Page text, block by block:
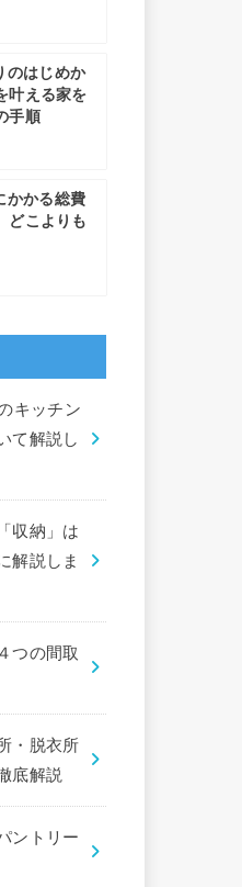
のはじめか
叶える家を
手順
かかる総費
どこよりも
キッチン
て解説し
収納」は
解説しま
つの間取
・脱衣所
底解説
ントリー